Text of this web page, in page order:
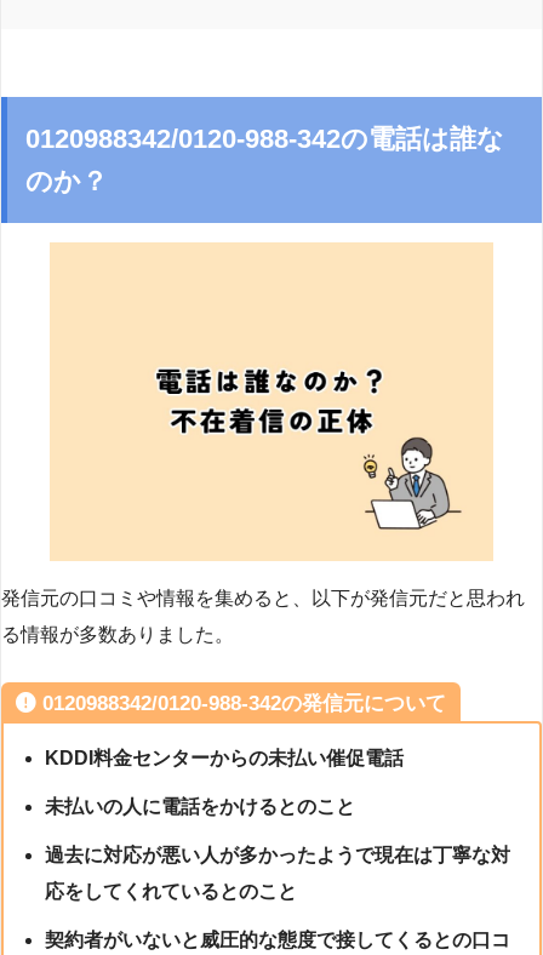
0120988342/0120-988-342の電話は誰な
のか？
発信元の口コミや情報を集めると、以下が発信元だと思われ
る情報が多数ありました。
0120988342/0120-988-342の発信元について
KDDI料金センターからの未払い催促電話
未払いの人に電話をかけるとのこと
過去に対応が悪い人が多かったようで現在は丁寧な対
応をしてくれているとのこと
契約者がいないと威圧的な態度で接してくるとの口コ